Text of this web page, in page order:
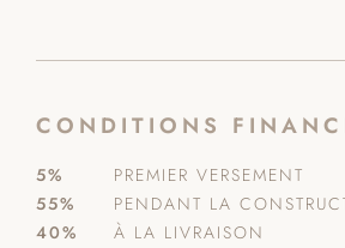
CONDITIONS
5%
55%
40%
PREMIER VERSEMENT
PENDANT LA
À LA LIVRAISON